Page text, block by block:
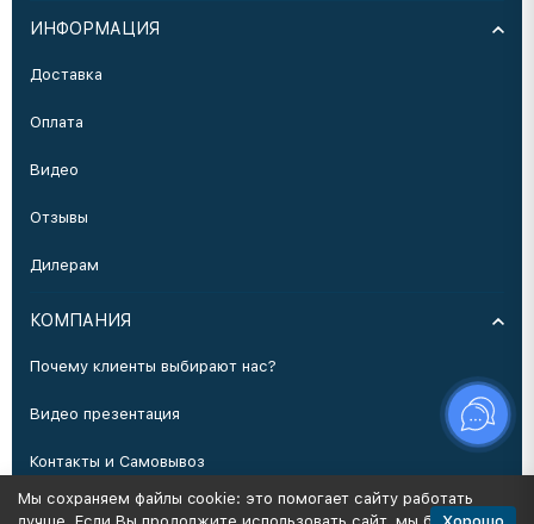
ИНФОРМАЦИЯ
Доставка
Оплата
Видео
Отзывы
Дилерам
КОМПАНИЯ
Почему клиенты выбирают нас?
Видео презентация
Контакты и Самовывоз
Производство
Мы сохраняем файлы cookie: это помогает сайту работать
Хорошо